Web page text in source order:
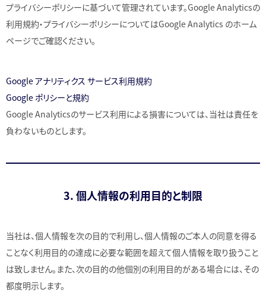
プライバシーポリシーに基づいて管理されています。Google Analyticsの
利用規約・プライバシーポリシーについてはGoogle Analytics のホーム
ページでご確認ください。
Google アナリティクス サービス利用規約
Google ポリシーと規約
Google Analyticsのサービス利用による損害については、当社は責任を
負わないものとします。
3. 個人情報の利用目的と制限
当社は、個人情報を次の目的で利用し、個人情報のご本人の同意を得る
ことなく利用目的の達成に必要な範囲を超えて個人情報を取り扱うこと
は致しません。また、次の目的の他個別の利用目的がある場合には、その
都度明示します。